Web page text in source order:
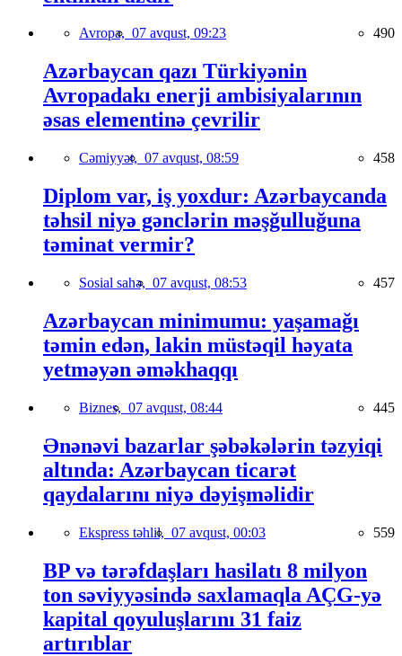
Avropa, 07 avqust, 09:23 490
Azərbaycan qazı Türkiyənin
Avropadakı enerji ambisiyalarının
əsas elementinə çevrilir
Cəmiyyət, 07 avqust, 08:59 458
Diplom var, iş yoxdur: Azərbaycanda
təhsil niyə gənclərin məşğulluğuna
təminat vermir?
Sosial sahə, 07 avqust, 08:53 457
Azərbaycan minimumu: yaşamağı
təmin edən, lakin müstəqil həyata
yetməyən əməkhaqqı
Biznes, 07 avqust, 08:44 445
Ənənəvi bazarlar şəbəkələrin təzyiqi
altında: Azərbaycan ticarət
qaydalarını niyə dəyişməlidir
Ekspress təhlil, 07 avqust, 00:03 559
BP və tərəfdaşları hasilatı 8 milyon
ton səviyyəsində saxlamaqla AÇG-yə
kapital qoyuluşlarını 31 faiz
artırıblar